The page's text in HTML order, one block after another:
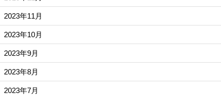
2023年11月
2023年10月
2023年9月
2023年8月
2023年7月